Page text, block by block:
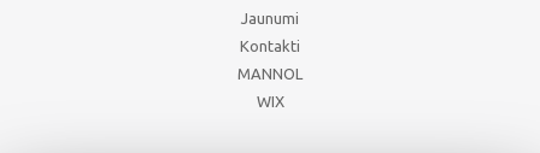
Jaunumi
Kontakti
MANNOL
WIX